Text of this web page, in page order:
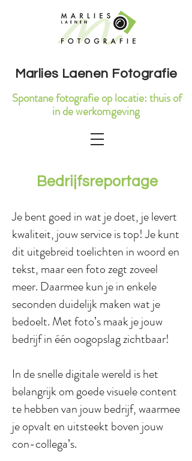
Marlies Laenen Fotografie
Spontane fotografie op locatie: thuis of
in de werkomgeving
Bedrijfsreportage
Je bent goed in wat je doet, je levert
kwaliteit, jouw service is top! Je kunt
dit uitgebreid toelichten in woord en
tekst, maar een foto zegt zoveel
meer. Daarmee kun je in enkele
seconden duidelijk maken wat je
bedoelt. Met foto’s maak je jouw
bedrijf in één oogopslag zichtbaar!
In de snelle digitale wereld is het
belangrijk om goede visuele content
te hebben van jouw bedrijf, waarmee
je opvalt en uitsteekt boven jouw
con-collega’s.